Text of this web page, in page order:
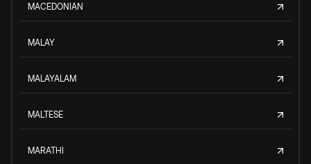
MACEDONIAN
MALAY
MALAYALAM
MALTESE
MARATHI